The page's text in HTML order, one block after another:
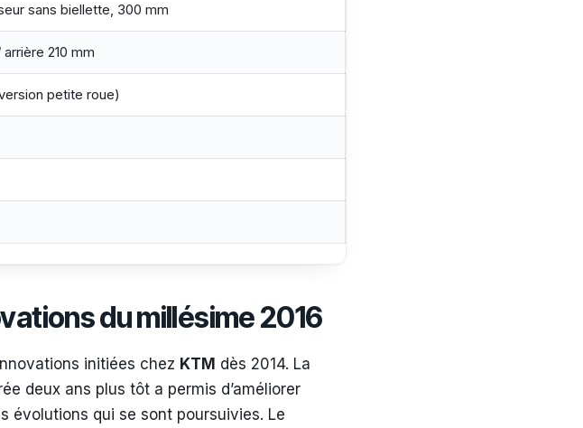
sans biellette, 300 mm
210 mm
petite roue)
du millésime 2016
initiées chez KTM dès 2014. La
deux ans plus tôt a permis d’améliorer
évolutions qui se sont poursuivies. Le